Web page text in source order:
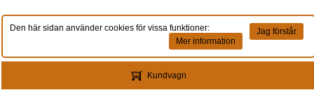
Den här sidan använder cookies för vissa funktioner:
Jag förstår
Mer information
Kundvagn